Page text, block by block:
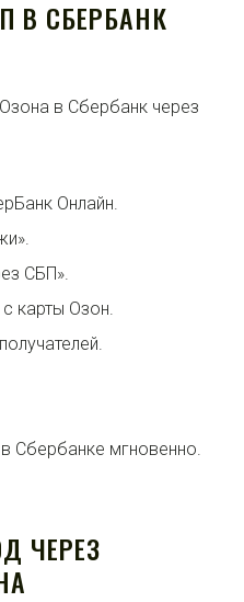
В СБЕРБАНК
в Сбербанк через
Онлайн.
СБП».
карты Озон.
Сбербанке мгновенно.
ЧЕРЕЗ